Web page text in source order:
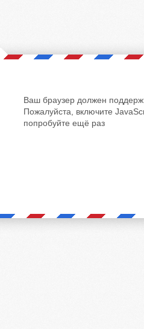
Ваш браузер должен
Пожалуйста, включите
попробуйте ещё раз